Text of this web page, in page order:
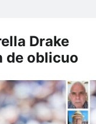
Drake
de oblicuo